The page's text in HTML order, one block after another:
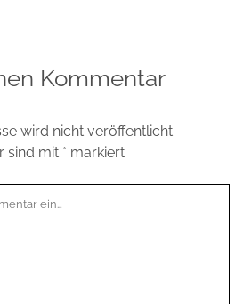
Kommentar
wird nicht veröffentlicht.
sind mit * markiert